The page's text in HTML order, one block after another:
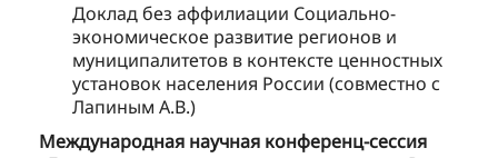
Доклад без аффилиации Социально-
экономическое развитие регионов и
муниципалитетов в контексте ценностных
установок населения России (совместно с
Лапиным А.В.)
Международная научная конференц-сессия